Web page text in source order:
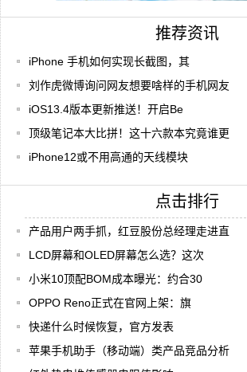
推荐资讯
iPhone 手机如何实现长截图，其
刘作虎微博询问网友想要啥样的手机网友
iOS13.4版本更新推送！开启Be
顶级笔记本大比拼！这十六款本究竟谁更
iPhone12或不用高通的天线模块
点击排行
产品用户两手抓，红豆股份总经理走进直
LCD屏幕和OLED屏幕怎么选？这次
小米10顶配BOM成本曝光：约合30
OPPO Reno正式在官网上架：旗
快递什么时候恢复，官方发表
苹果手机助手（移动端）类产品竞品分析